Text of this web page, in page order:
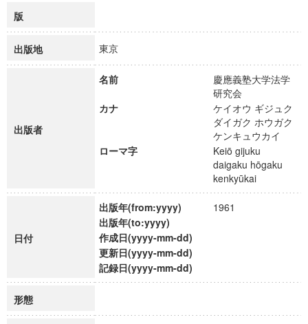
版
出版地 東京
出版者
名前
慶應義塾大学法学
研究会
カナ
ケイオウ ギジュク
ダイガク ホウガク
ケンキュウカイ
ローマ字
Keiō gijuku
daigaku hōgaku
kenkyūkai
日付
出版年(from:yyyy)
1961
出版年(to:yyyy)
作成日(yyyy-mm-dd)
更新日(yyyy-mm-dd)
記録日(yyyy-mm-dd)
形態